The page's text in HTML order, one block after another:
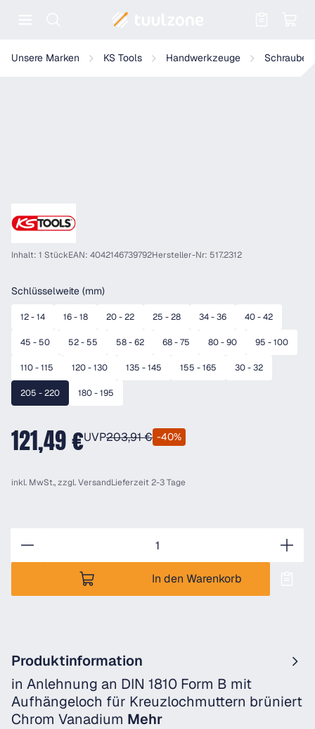
Unsere Marken KS Tools Handwerkzeuge
KS Tools Fester Hakenschlüssel mit Zapfen
Inhalt: 1 StückEAN: 4042146739792Hersteller-Nr: 517.2312
Schlüsselweite (mm)auswählen
12 - 14 16 - 18 20 - 22 25 - 28 34 - 36 40 - 42
45 - 50 52 - 55 58 - 62 68 - 75 80 - 90 95 - 100
110 - 115 120 - 130 135 - 145 155 - 165 30 - 32
205 - 220 180 - 195
121,49 €UVP203,91 € -40%
inkl. MwSt., zzgl.VersandLieferzeit 2-3 Tage
In den Warenkorb
Produktinformation
in Anlehnung an DIN 1810 Form B mit
Aufhängeloch für Kreuzlochmuttern brüniert
Chrom Vanadium Mehr